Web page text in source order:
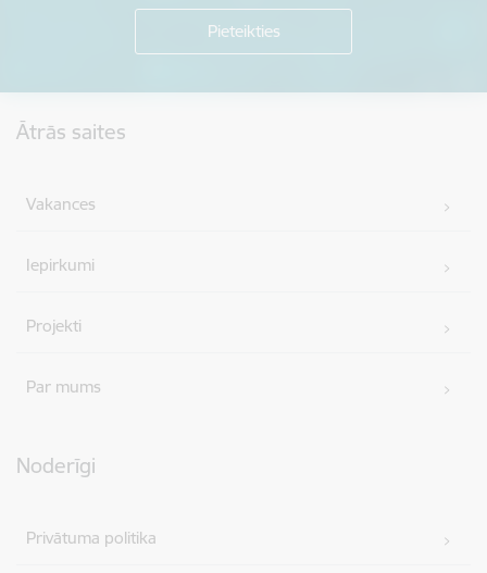
Ātrās saites
Vakances
Iepirkumi
Projekti
Par mums
Noderīgi
Privātuma politika